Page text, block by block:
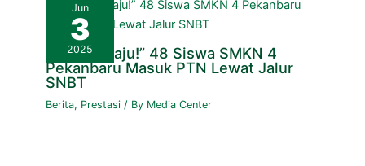
Jun
3
2025
“SMK Melaju!” 48 Siswa SMKN 4
Pekanbaru Masuk PTN Lewat Jalur
SNBT
Berita, Prestasi / By Media Center